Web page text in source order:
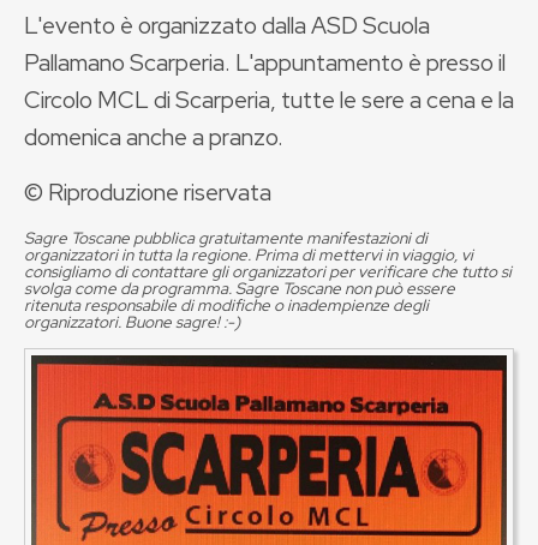
L'evento è organizzato dalla ASD Scuola
Pallamano Scarperia. L'appuntamento è presso il
Circolo MCL di Scarperia, tutte le sere a cena e la
domenica anche a pranzo.
© Riproduzione riservata
Sagre Toscane pubblica gratuitamente manifestazioni di
organizzatori in tutta la regione. Prima di mettervi in viaggio, vi
consigliamo di contattare gli organizzatori per verificare che tutto si
svolga come da programma. Sagre Toscane non può essere
ritenuta responsabile di modifiche o inadempienze degli
organizzatori. Buone sagre! :-)